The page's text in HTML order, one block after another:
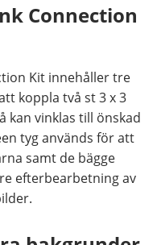
Connection
Kit innehåller tre
koppla två st 3 x 3
kan vinklas till önskad
tyg används för att
samt de bägge
efterbearbetning av